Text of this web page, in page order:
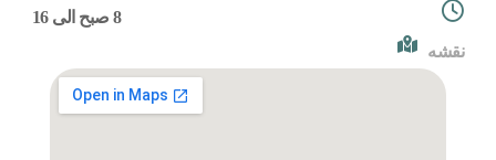
8 صبح الی 16
نقشه